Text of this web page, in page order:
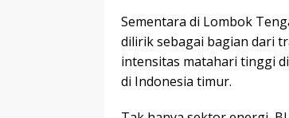
Sementara di Lombok
dilirik sebagai bagian dari
intensitas matahari tinggi
di Indonesia timur.